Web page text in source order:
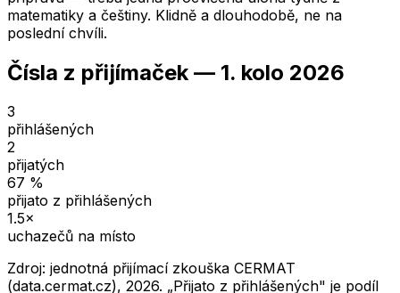
matematiky a češtiny. Klidně a dlouhodobě, ne na
poslední chvíli.
Čísla z přijímaček — 1. kolo 2026
3
přihlášených
2
přijatých
67 %
přijato z přihlášených
1.5×
uchazečů na místo
Zdroj: jednotná přijímací zkouška CERMAT
(data.cermat.cz), 2026. „Přijato z přihlášených" je podíl